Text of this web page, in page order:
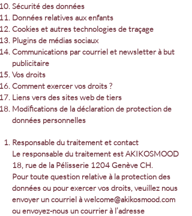
Sécurité des données
Données relatives aux enfants
Cookies et autres technologies de traçage
Plugins de médias sociaux
Communications par courriel et newsletter à but
publicitaire
Vos droits
Comment exercer vos droits ?
Liens vers des sites web de tiers
Modifications de la déclaration de protection de
données personnelles
Responsable du traitement et contact
Le responsable du traitement est AKIKOSMOOD
18, rue de la Pélisserie 1204 Genève CH.
Pour toute question relative à la protection des
données ou pour exercer vos droits, veuillez nous
envoyer un courriel àwelcome@akikosmood.com
ou envoyez-nous un courrier à l’adresse